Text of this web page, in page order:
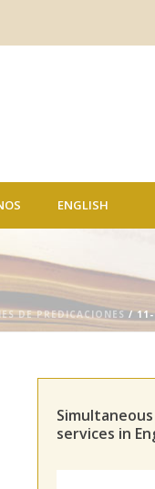
ENGLISH
DE PREDICACIONES / 11-
services in